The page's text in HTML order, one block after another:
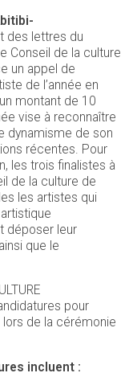
des lettres du
Conseil de la culture
un appel de
de l’année en
montant de 10
vise à reconnaître
dynamisme de son
récentes. Pour
les trois finalistes à
de la culture de
les artistes qui
déposer leur
que le
pour
de la cérémonie
incluent :